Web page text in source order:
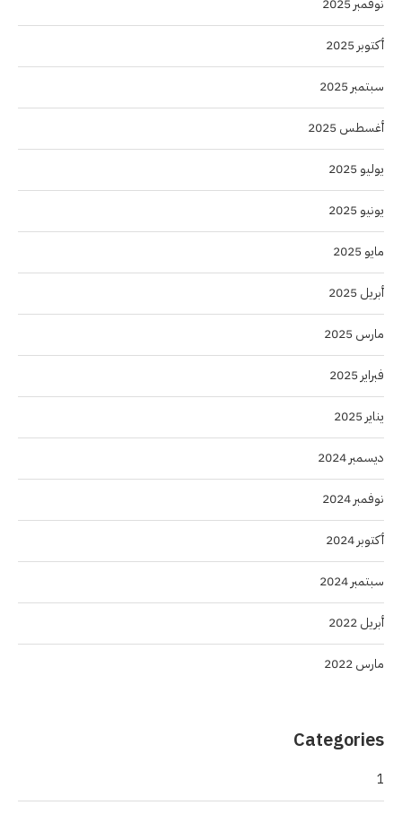
نوفمبر 2025
أكتوبر 2025
سبتمبر 2025
أغسطس 2025
يوليو 2025
يونيو 2025
مايو 2025
أبريل 2025
مارس 2025
فبراير 2025
يناير 2025
ديسمبر 2024
نوفمبر 2024
أكتوبر 2024
سبتمبر 2024
أبريل 2022
مارس 2022
Categories
1